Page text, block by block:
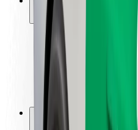
Matkustajan
Kuljettajan turvallisuus
Potkulautojen
Turvallisuus Lab
Kaupungit